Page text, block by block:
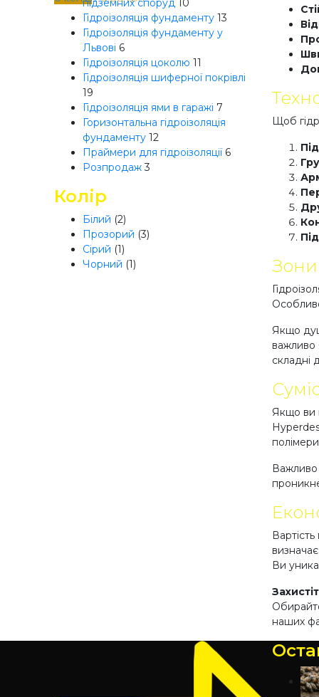
підземних споруд 10
Гідроізоляція фундаменту 13
Гідроізоляція фундаменту у
Львові 6
Гідроізоляція цоколю 11
Гідроізоляція шиферної покрівлі
19
Гідроізоляція ями в гаражі 7
Горизонтальна гідроізоляція
фундаменту 12
Праймери для гідроізоляції 6
Розпродаж 3
Колір
Білий (2)
Прозорий (3)
Сірий (1)
Чорний (1)
Щоб
Зони
Якщо
важливо
складні
Якщо ви
Важливо
Ви
наших